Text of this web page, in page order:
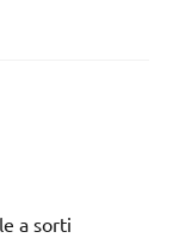
a sorti